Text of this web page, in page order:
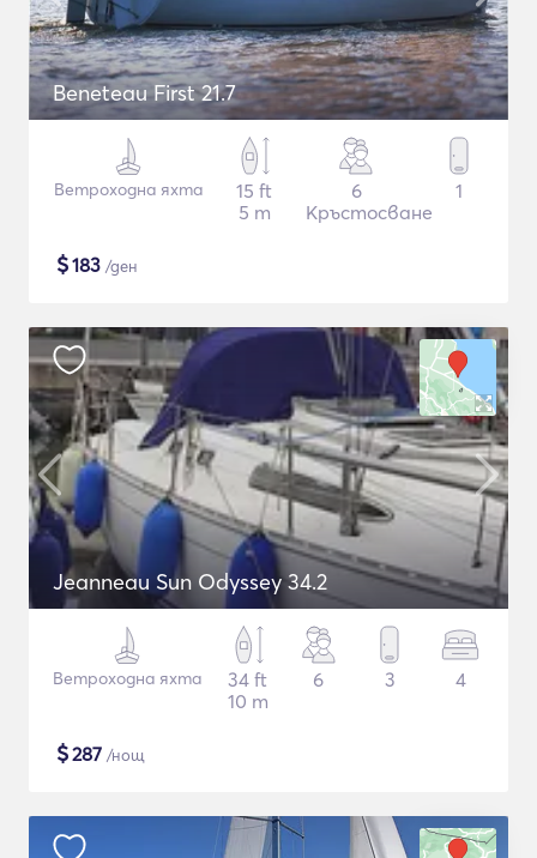
Beneteau First 21.7
Ветроходна яхта
15 ft
5 m
6
Кръстосване
1
$183 /ден
Jeanneau Sun Odyssey 34.2
Ветроходна яхта
34 ft
10 m
6 3 4
$287 /нощ